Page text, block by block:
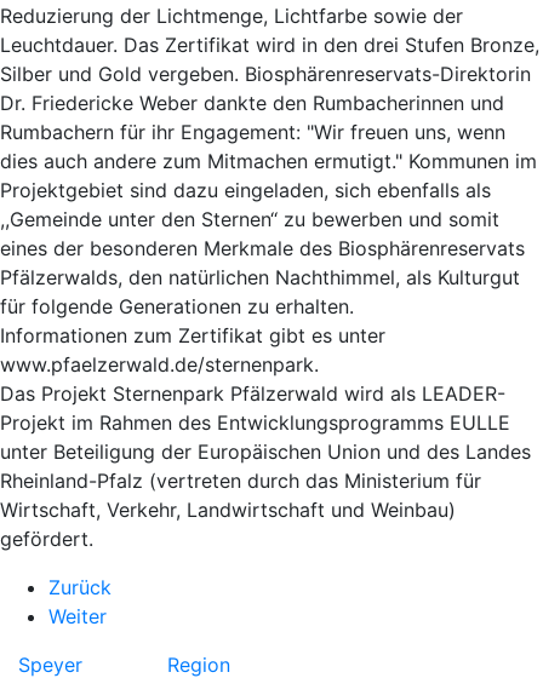
Reduzierung der Lichtmenge, Lichtfarbe sowie der
Leuchtdauer. Das Zertifikat wird in den drei Stufen Bronze,
Silber und Gold vergeben. Biosphärenreservats-Direktorin
Dr. Friedericke Weber dankte den Rumbacherinnen und
Rumbachern für ihr Engagement: "Wir freuen uns, wenn
dies auch andere zum Mitmachen ermutigt." Kommunen im
Projektgebiet sind dazu eingeladen, sich ebenfalls als
,,Gemeinde unter den Sternen‘‘ zu bewerben und somit
eines der besonderen Merkmale des Biosphärenreservats
Pfälzerwalds, den natürlichen Nachthimmel, als Kulturgut
für folgende Generationen zu erhalten.
Informationen zum Zertifikat gibt es unter
www.pfaelzerwald.de/sternenpark.
Das Projekt Sternenpark Pfälzerwald wird als LEADER-
Projekt im Rahmen des Entwicklungsprogramms EULLE
unter Beteiligung der Europäischen Union und des Landes
Rheinland-Pfalz (vertreten durch das Ministerium für
Wirtschaft, Verkehr, Landwirtschaft und Weinbau)
gefördert.
Zurück
Weiter
Speyer
Region